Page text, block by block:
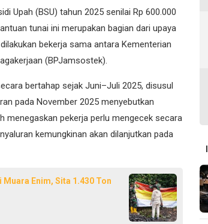
Upah (BSU) tahun 2025 senilai Rp 600.000
tunai ini merupakan bagian dari upaya
bekerja sama antara Kementerian
(BPJamsostek).
bertahap sejak Juni–Juli 2025, disusul
pada November 2025 menyebutkan
menegaskan pekerja perlu mengecek secara
kemungkinan akan dilanjutkan pada
Enim, Sita 1.430 Ton